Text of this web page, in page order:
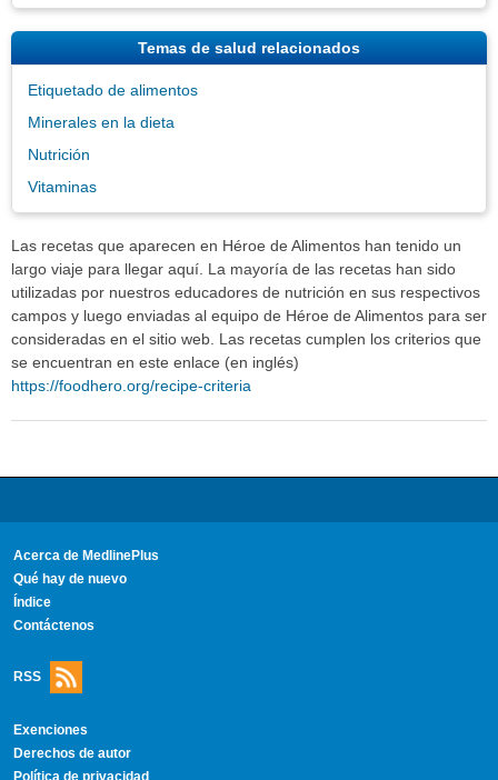
Temas de salud relacionados
Etiquetado de alimentos
Minerales en la dieta
Nutrición
Vitaminas
Las recetas que aparecen en Héroe de Alimentos han tenido un
largo viaje para llegar aquí. La mayoría de las recetas han sido
utilizadas por nuestros educadores de nutrición en sus respectivos
campos y luego enviadas al equipo de Héroe de Alimentos para ser
consideradas en el sitio web. Las recetas cumplen los criterios que
se encuentran en este enlace (en inglés)
https://foodhero.org/recipe-criteria
Acerca de MedlinePlus
Qué hay de nuevo
Índice
Contáctenos
RSS
Exenciones
Derechos de autor
Política de privacidad